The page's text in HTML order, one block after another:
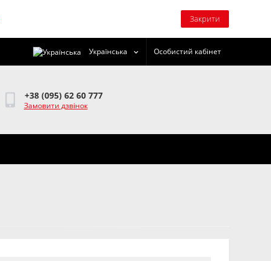
Закрити
Українська Особистий кабінет
+38 (095) 62 60 777
Замовити дзвінок